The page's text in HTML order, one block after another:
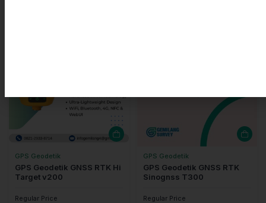
GPS Geodetik
GPS Geodetik GNSS RTK Hi
Target v200
Regular Price
GPS Geodetik
GPS Geodetik GNSS RTK
Sinognss T300
Regular Price